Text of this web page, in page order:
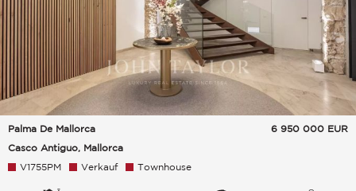
Palma De Mallorca
Casco Antiguo, Mallorca
6 950 000 EUR
V1755PM Verkauf Townhouse